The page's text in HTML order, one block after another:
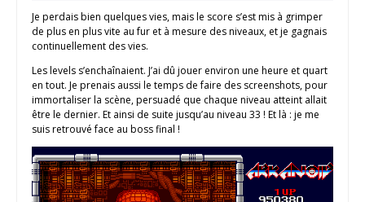
Je perdais bien quelques vies, mais le score s’est mis à grimper
de plus en plus vite au fur et à mesure des niveaux, et je gagnais
continuellement des vies.
Les levels s’enchaînaient. J’ai dû jouer environ une heure et quart
en tout. Je prenais aussi le temps de faire des screenshots, pour
immortaliser la scène, persuadé que chaque niveau atteint allait
être le dernier. Et ainsi de suite jusqu’au niveau 33 ! Et là : je me
suis retrouvé face au boss final !